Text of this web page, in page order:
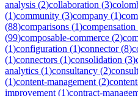
analysis (2)collaboration (3)
(1)community (3)company (1)
(88)comparisons (1)compensation
(99)composable-commerce (2)
(1)configuration (1)connector(8)
(1)connectors (1)consolidation (3)
analytics (1)consultancy (2)
(1)content-management (2)
improvement (1)contract-